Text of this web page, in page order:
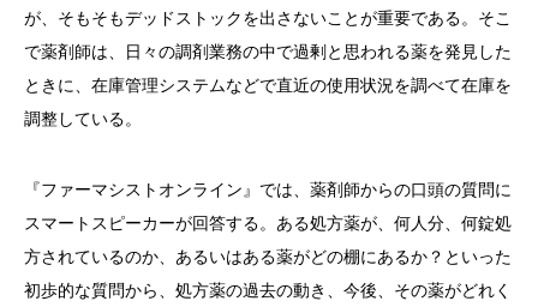
が、そもそもデッドストックを出さないことが重要である。そこ
で薬剤師は、日々の調剤業務の中で過剰と思われる薬を発見した
ときに、在庫管理システムなどで直近の使用状況を調べて在庫を
調整している。
『ファーマシストオンライン』では、薬剤師からの口頭の質問に
スマートスピーカーが回答する。ある処方薬が、何人分、何錠処
方されているのか、あるいはある薬がどの棚にあるか？といった
初歩的な質問から、処方薬の過去の動き、今後、その薬がどれく